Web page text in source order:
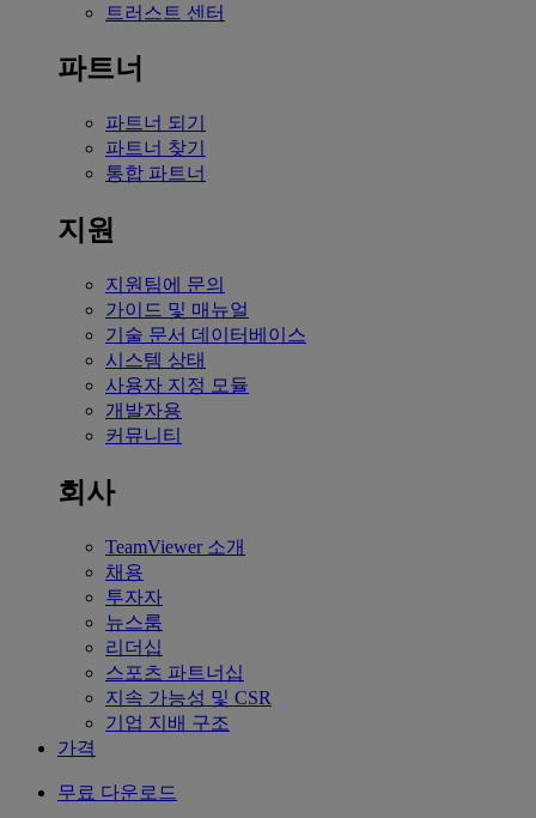
트러스트 센터
파트너
파트너 되기
파트너 찾기
통합 파트너
지원
지원팀에 문의
가이드 및 매뉴얼
기술 문서 데이터베이스
시스템 상태
사용자 지정 모듈
개발자용
커뮤니티
회사
TeamViewer 소개
채용
투자자
뉴스룸
리더십
스포츠 파트너십
지속 가능성 및 CSR
기업 지배 구조
가격
무료 다운로드